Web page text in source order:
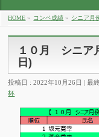
HOME » コンペ成績 » シニア月
１０月 シニア
日)
投稿日 : 2022年10月26日 最
杯